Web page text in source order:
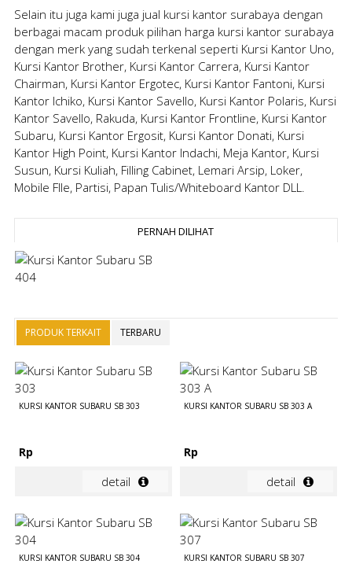
Selain itu juga kami juga jual kursi kantor surabaya dengan
berbagai macam produk pilihan harga kursi kantor surabaya
dengan merk yang sudah terkenal seperti Kursi Kantor Uno,
Kursi Kantor Brother, Kursi Kantor Carrera, Kursi Kantor
Chairman, Kursi Kantor Ergotec, Kursi Kantor Fantoni, Kursi
Kantor Ichiko, Kursi Kantor Savello, Kursi Kantor Polaris, Kursi
Kantor Savello, Rakuda, Kursi Kantor Frontline, Kursi Kantor
Subaru, Kursi Kantor Ergosit, Kursi Kantor Donati, Kursi
Kantor High Point, Kursi Kantor Indachi, Meja Kantor, Kursi
Susun, Kursi Kuliah, Filling Cabinet, Lemari Arsip, Loker,
Mobile FIle, Partisi, Papan Tulis/Whiteboard Kantor DLL.
PERNAH DILIHAT
PRODUK TERKAIT TERBARU
KURSI KANTOR SUBARU SB 303
Rp
detail
KURSI KANTOR SUBARU SB 303 A
Rp
detail
KURSI KANTOR SUBARU SB 304 KURSI KANTOR SUBARU SB 307